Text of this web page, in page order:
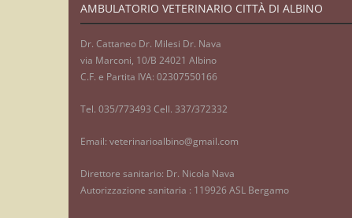
AMBULATORIO VETERINARIO CITTÀ DI ALBINO
Dr. Cattaneo Dr. Milesi Dr. Nava
via Marconi, 10/B 24021 Albino
C.F. e Partita IVA: 02307550166
Tel. 035/773493 Cell. 337/372332
Email: veterinarioalbino@gmail.com
Direttore sanitario: Dr. Nicola Nava
Autorizzazione sanitaria : 119926 ASL Bergamo